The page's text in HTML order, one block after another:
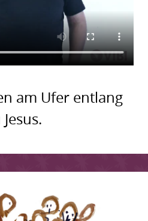
am Ufer entlang